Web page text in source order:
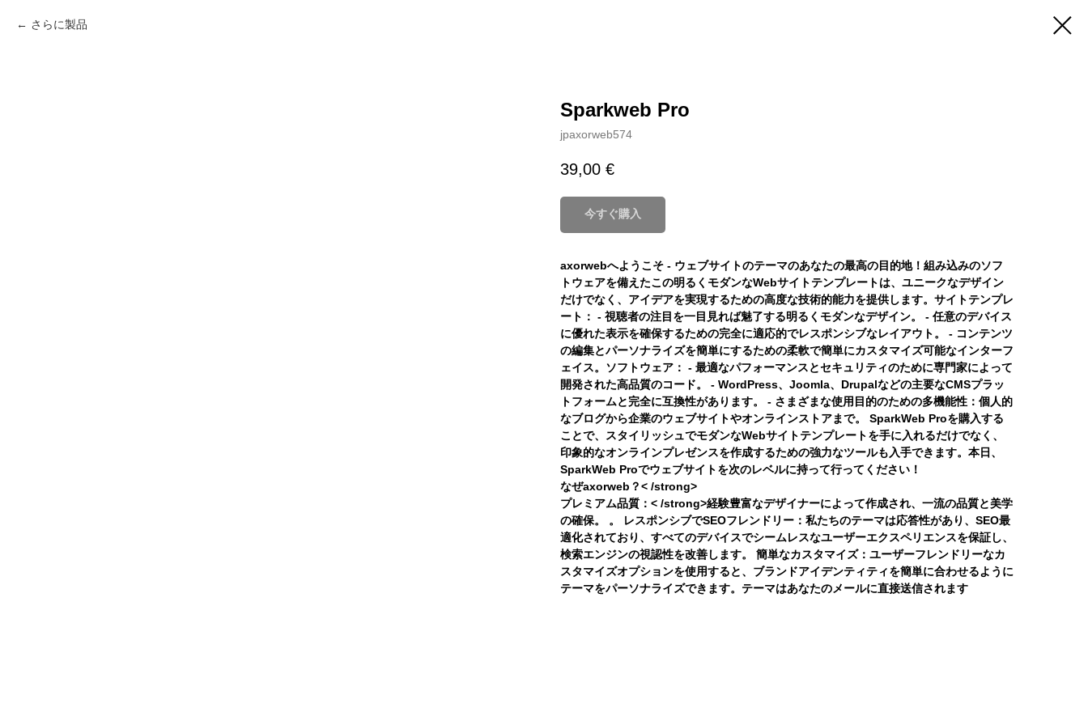
さらに製品
Sparkweb Pro
jpaxorweb574
39,00 €
今すぐ購入
axorwebへようこそ - ウェブサイトのテーマのあなたの最高の目的地！組み込みのソフ
トウェアを備えたこの明るくモダンなWebサイトテンプレートは、ユニークなデザイン
だけでなく、アイデアを実現するための高度な技術的能力を提供します。サイトテンプレ
ート： - 視聴者の注目を一目見れば魅了する明るくモダンなデザイン。 - 任意のデバイス
に優れた表示を確保するための完全に適応的でレスポンシブなレイアウト。 - コンテンツ
の編集とパーソナライズを簡単にするための柔軟で簡単にカスタマイズ可能なインターフ
ェイス。ソフトウェア： - 最適なパフォーマンスとセキュリティのために専門家によって
開発された高品質のコード。 - WordPress、Joomla、Drupalなどの主要なCMSプラッ
トフォームと完全に互換性があります。 - さまざまな使用目的のための多機能性：個人的
なブログから企業のウェブサイトやオンラインストアまで。 SparkWeb Proを購入する
ことで、スタイリッシュでモダンなWebサイトテンプレートを手に入れるだけでなく、
印象的なオンラインプレゼンスを作成するための強力なツールも入手できます。本日、
SparkWeb Proでウェブサイトを次のレベルに持って行ってください！
なぜaxorweb？< /strong>
プレミアム品質：< /strong>経験豊富なデザイナーによって作成され、一流の品質と美学
の確保。 。
レスポンシブでSEOフレンドリー： 私たちのテーマは応答性があり、SEO最
適化されており、すべてのデバイスでシームレスなユーザーエクスペリエンスを保証し、
検索エンジンの視認性を改善します。 簡単なカスタマイズ： ユーザーフレンドリーなカ
スタマイズオプションを使用すると、ブランドアイデンティティを簡単に合わせるように
テーマをパーソナライズできます。テーマはあなたのメールに直接送信されます